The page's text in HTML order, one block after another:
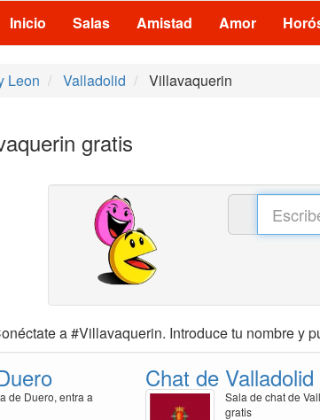
Inicio Salas Amistad Amor
Leon Valladolid Villavaquerin
gratis
a #Villavaquerin. Introduce tu nombre y
de Duero, entra a
Chat de Valladolid
Sala de chat de
gratis